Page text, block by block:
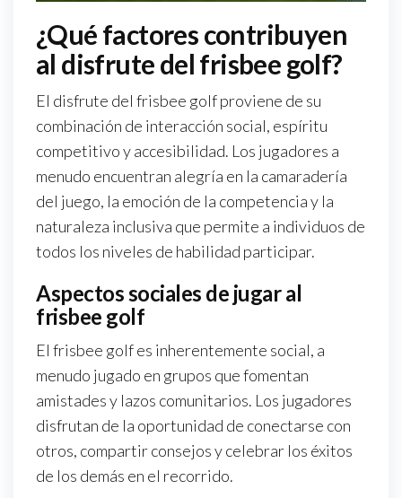
¿Qué factores contribuyen
al disfrute del frisbee golf?
El disfrute del frisbee golf proviene de su
combinación de interacción social, espíritu
competitivo y accesibilidad. Los jugadores a
menudo encuentran alegría en la camaradería
del juego, la emoción de la competencia y la
naturaleza inclusiva que permite a individuos de
todos los niveles de habilidad participar.
Aspectos sociales de jugar al
frisbee golf
El frisbee golf es inherentemente social, a
menudo jugado en grupos que fomentan
amistades y lazos comunitarios. Los jugadores
disfrutan de la oportunidad de conectarse con
otros, compartir consejos y celebrar los éxitos
de los demás en el recorrido.